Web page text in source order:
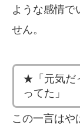
ような感情で
せん。
★「元気だ
ってた」
この一言はや